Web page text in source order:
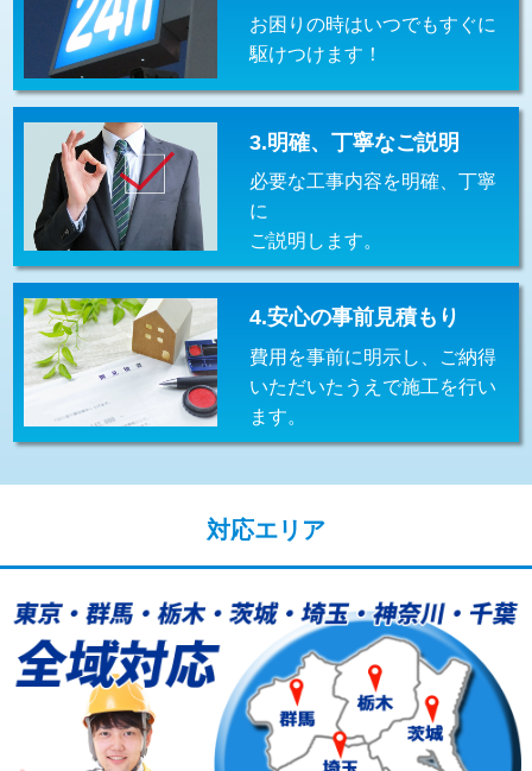
交換・取付(排水栓・排水トラップ
（P/S/ポップアップ））
22,000円+材料費
交換・取付（その他部品） 11,000円+材料費
持込商品取付（単水栓） 13,200円
持込商品取付（混合水栓） 16,500円
持込商品取付（浄水器・分岐水栓） 16,500円
給水管工事※（バンド止め)
給水管工事※（支持金具設置) 5,500円
給水管工事※（保温材使用（バンド止
5,500円
用/3ｍまで)
給水管工事※（塩ビ管（VP・HI）使
用（追加）/3ｍ超え)
+8,800円
給水管工事※（ライニング鋼管・銅
管・ポリ管・HT管使用/3ｍまで)
44,000円
お困りの時はいつでもすぐに
駆けつけます！
3.明確、丁寧なご説明
必要な工事内容を明確、丁寧
に
ご説明します。
4.安心の事前見積もり
費用を事前に明示し、ご納得
いただいたうえで施工を行い
ます。
対応エリア